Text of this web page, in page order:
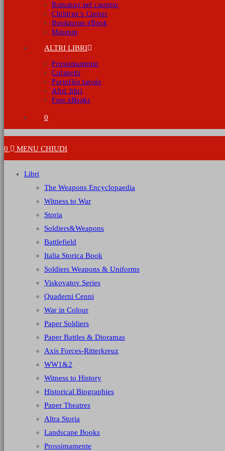
Romanzo nel cassetto
Children’s Corner
Bookmoon eBook
Museum
ALTRI LIBRI
Prossimamente
Cofanetti
Portoflio tavole
Altri libri
Free eBooks
0
0 MENU CHIUDI
Libri
The Weapons Encyclopaedia
Witness to War
Storia
Soldiers&Weapons
Battlefield
Italia Storica Book
Soldiers Weapons & Uniforms
Viskovatov Series
Quaderni Cenni
War in Colour
Paper Soldiers
Paper Battles & Dioramas
Axis Forces-Ritterkreuz
WW1&2
Witness to History
Historical Biographies
Paper Theatres
Altra Storia
Landscape Books
Prossimamente